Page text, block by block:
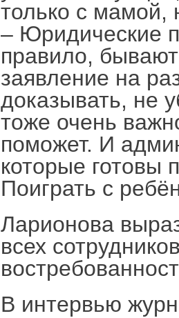
только с мамой,
– Юридические
правило,
заявление на
доказывать, не
тоже очень
поможет. И
которые готовы
Поиграть с
Ларионова
всех
В интервью